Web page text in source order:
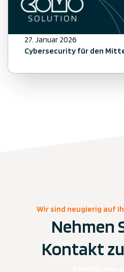
27. Januar 2026
Cybersecurity für den
Wir sind neugierig auf
Nehmen
Kontakt